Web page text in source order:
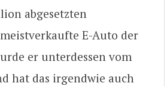
abgesetzten
E-Auto der
er unterdessen vom
hat das irgendwie auch